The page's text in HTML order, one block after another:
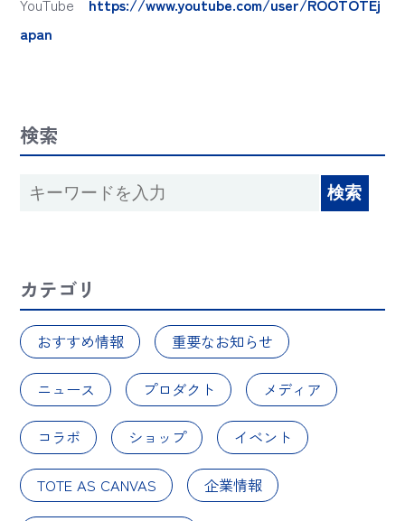
YouTube https://www.youtube.com/user/ROOTOTEj
apan
検索
カテゴリ
おすすめ情報 重要なお知らせ
ニュース プロダクト メディア
コラボ ショップ イベント
TOTE AS CANVAS 企業情報